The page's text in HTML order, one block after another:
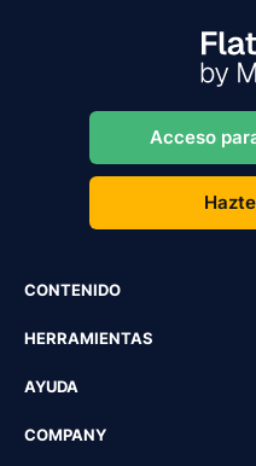
Acceso
CONTENIDO
HERRAMIENTAS
AYUDA
COMPANY